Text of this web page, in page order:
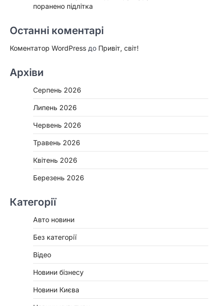
поранено підлітка
Останні коментарі
Коментатор WordPress до Привіт, світ!
Архіви
Серпень 2026
Липень 2026
Червень 2026
Травень 2026
Квітень 2026
Березень 2026
Категорії
Авто новини
Без категорії
Відео
Новини бізнесу
Новини Києва